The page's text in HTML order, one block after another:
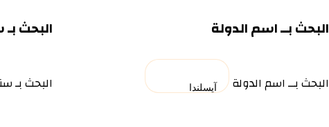
البحث بــ اسم الدولة
البحث بــ اسم الدولة
البحث
البحث بـ